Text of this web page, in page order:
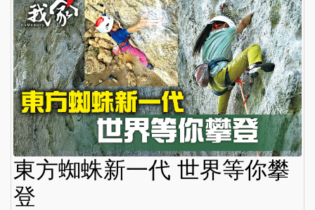
東方蜘蛛新一代 世界等你攀
登